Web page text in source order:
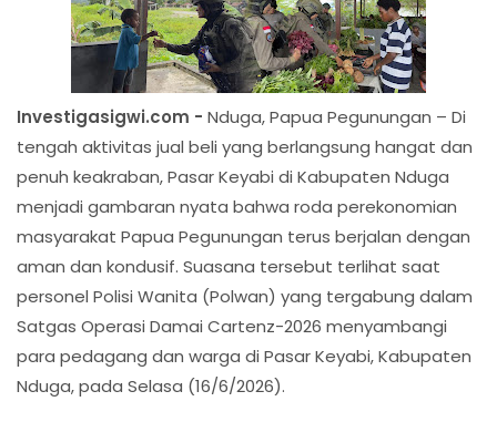
Investigasigwi.com - Nduga, Papua Pegunungan – Di
tengah aktivitas jual beli yang berlangsung hangat dan
penuh keakraban, Pasar Keyabi di Kabupaten Nduga
menjadi gambaran nyata bahwa roda perekonomian
masyarakat Papua Pegunungan terus berjalan dengan
aman dan kondusif. Suasana tersebut terlihat saat
personel Polisi Wanita (Polwan) yang tergabung dalam
Satgas Operasi Damai Cartenz-2026 menyambangi
para pedagang dan warga di Pasar Keyabi, Kabupaten
Nduga, pada Selasa (16/6/2026).